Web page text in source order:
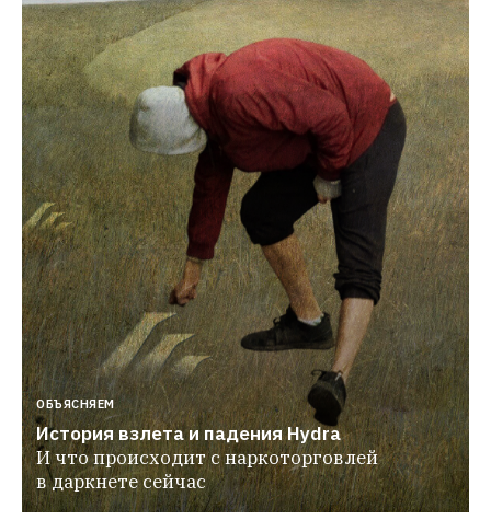
ОБЪЯСНЯЕМ
История взлета и падения Hydra
И что происходит с наркоторговлей
в даркнете сейчас